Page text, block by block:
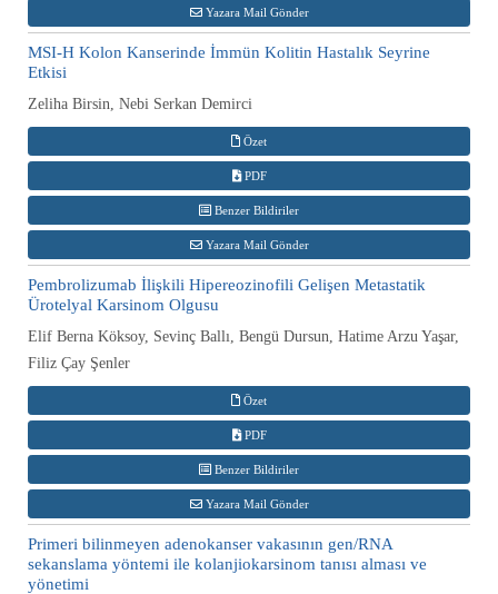
Yazara Mail Gönder
MSI-H Kolon Kanserinde İmmün Kolitin Hastalık Seyrine
Etkisi
Zeliha Birsin, Nebi Serkan Demirci
Özet
PDF
Benzer Bildiriler
Yazara Mail Gönder
Pembrolizumab İlişkili Hipereozinofili Gelişen Metastatik
Ürotelyal Karsinom Olgusu
Elif Berna Köksoy, Sevinç Ballı, Bengü Dursun, Hatime Arzu Yaşar,
Filiz Çay Şenler
Özet
PDF
Benzer Bildiriler
Yazara Mail Gönder
Primeri bilinmeyen adenokanser vakasının gen/RNA
sekanslama yöntemi ile kolanjiokarsinom tanısı alması ve
yönetimi